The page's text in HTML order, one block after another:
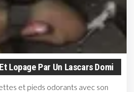
Lopage Par Un Lascars Domi
et pieds odorants avec son